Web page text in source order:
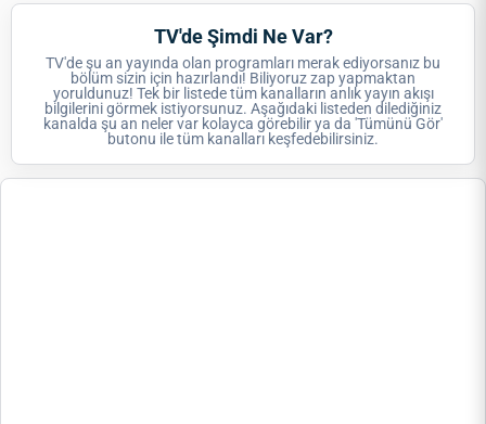
TV'de Şimdi Ne Var?
TV'de şu an yayında olan programları merak ediyorsanız bu
bölüm sizin için hazırlandı! Biliyoruz zap yapmaktan
yoruldunuz! Tek bir listede tüm kanalların anlık yayın akışı
bilgilerini görmek istiyorsunuz. Aşağıdaki listeden dilediğiniz
kanalda şu an neler var kolayca görebilir ya da 'Tümünü Gör'
butonu ile tüm kanalları keşfedebilirsiniz.